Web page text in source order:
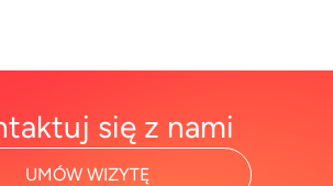
się z nami
UMÓW WIZYTĘ